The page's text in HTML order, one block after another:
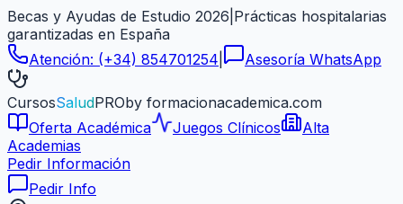
Becas y Ayudas de Estudio 2026 Prácticas hospitalarias
garantizadas en España
Atención: (+34) 854701254 Asesoría WhatsApp
CursosSaludPROby formacionacademica.com
Oferta Académica
Juegos Clínicos
Alta
Academias
Pedir Información
Pedir Info